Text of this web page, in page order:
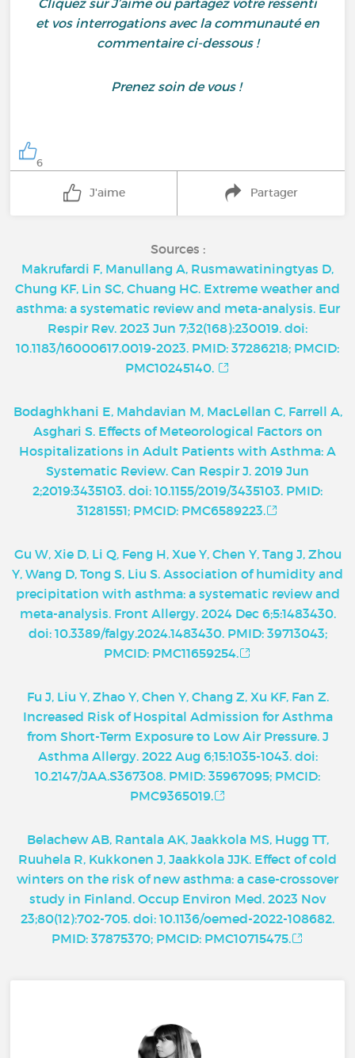
Cliquez sur J’aime ou partagez votre ressenti
et vos interrogations avec la communauté en
commentaire ci-dessous !
Prenez soin de vous !
6
J'aime Partager
Sources :
Makrufardi F, Manullang A, Rusmawatiningtyas D,
Chung KF, Lin SC, Chuang HC. Extreme weather and
asthma: a systematic review and meta-analysis. Eur
Respir Rev. 2023 Jun 7;32(168):230019. doi:
10.1183/16000617.0019-2023. PMID: 37286218; PMCID:
PMC10245140.
Bodaghkhani E, Mahdavian M, MacLellan C, Farrell A,
Asghari S. Effects of Meteorological Factors on
Hospitalizations in Adult Patients with Asthma: A
Systematic Review. Can Respir J. 2019 Jun
2;2019:3435103. doi: 10.1155/2019/3435103. PMID:
31281551; PMCID: PMC6589223.
Gu W, Xie D, Li Q, Feng H, Xue Y, Chen Y, Tang J, Zhou
Y, Wang D, Tong S, Liu S. Association of humidity and
precipitation with asthma: a systematic review and
meta-analysis. Front Allergy. 2024 Dec 6;5:1483430.
doi: 10.3389/falgy.2024.1483430. PMID: 39713043;
PMCID: PMC11659254.
Fu J, Liu Y, Zhao Y, Chen Y, Chang Z, Xu KF, Fan Z.
Increased Risk of Hospital Admission for Asthma
from Short-Term Exposure to Low Air Pressure. J
Asthma Allergy. 2022 Aug 6;15:1035-1043. doi:
10.2147/JAA.S367308. PMID: 35967095; PMCID:
PMC9365019.
Belachew AB, Rantala AK, Jaakkola MS, Hugg TT,
Ruuhela R, Kukkonen J, Jaakkola JJK. Effect of cold
winters on the risk of new asthma: a case-crossover
study in Finland. Occup Environ Med. 2023 Nov
23;80(12):702-705. doi: 10.1136/oemed-2022-108682.
PMID: 37875370; PMCID: PMC10715475.